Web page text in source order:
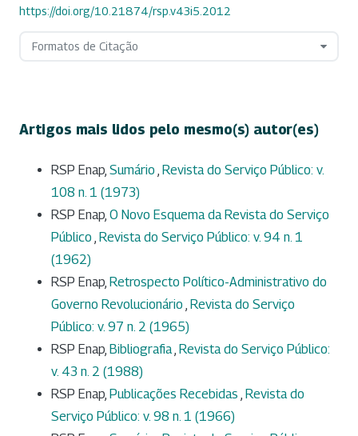
https://doi.org/10.21874/rsp.v43i5.2012
Formatos de Citação
Artigos mais lidos pelo mesmo(s) autor(es)
RSP Enap, Sumário , Revista do Serviço Público: v.
108 n. 1 (1973)
RSP Enap, O Novo Esquema da Revista do Serviço
Público , Revista do Serviço Público: v. 94 n. 1
(1962)
RSP Enap, Retrospecto Político-Administrativo do
Governo Revolucionário , Revista do Serviço
Público: v. 97 n. 2 (1965)
RSP Enap, Bibliografia, Revista do Serviço Público:
v. 43 n. 2 (1988)
RSP Enap, Publicações Recebidas , Revista do
Serviço Público: v. 98 n. 1 (1966)